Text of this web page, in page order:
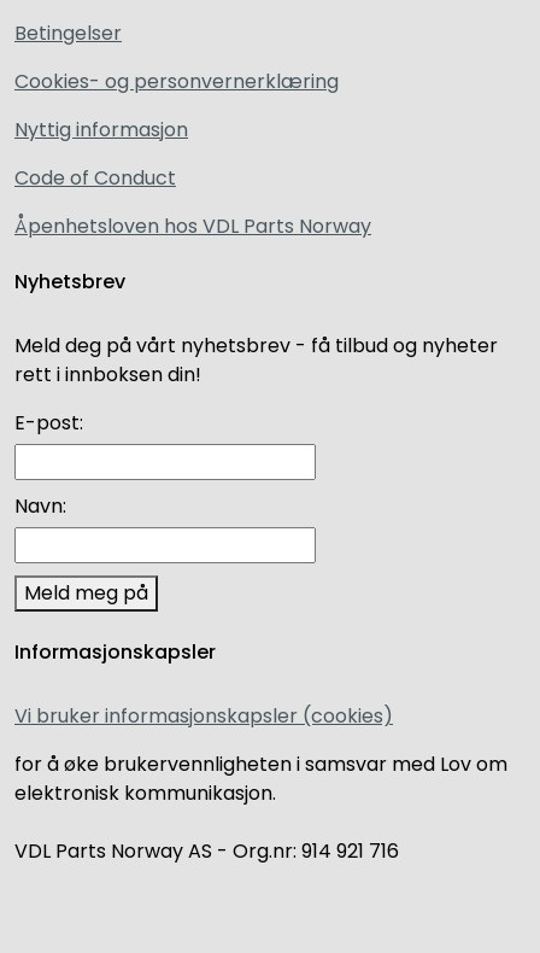
Betingelser
Cookies- og personvernerklæring
Nyttig informasjon
Code of Conduct
Åpenhetsloven hos VDL Parts Norway
Nyhetsbrev
Meld deg på vårt nyhetsbrev - få tilbud og nyheter
rett i innboksen din!
E-post:
Navn:
Meld meg på
Informasjonskapsler
Vi bruker informasjonskapsler (cookies)
for å øke brukervennligheten i samsvar med Lov om
elektronisk kommunikasjon.
VDL Parts Norway AS - Org.nr: 914 921 716